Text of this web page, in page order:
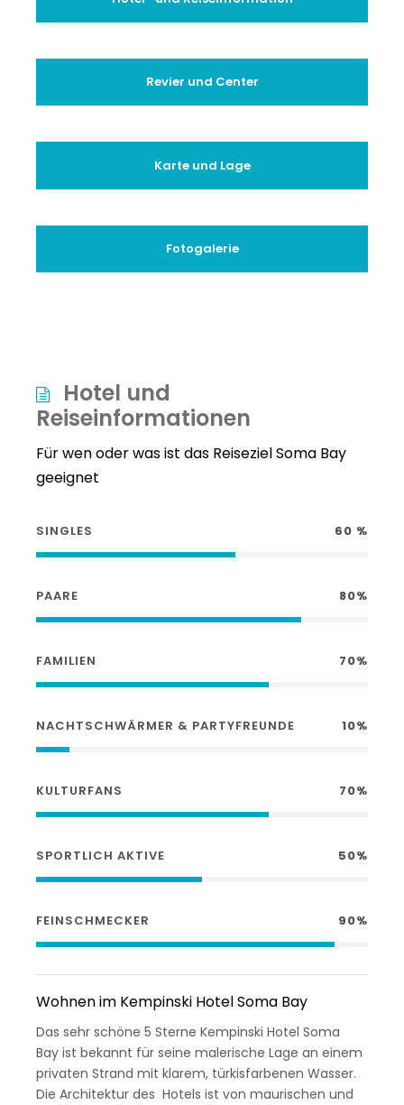
Revier und Center
Karte und Lage
Fotogalerie
Hotel und
Reiseinformationen
Für wen oder was ist das Reiseziel Soma Bay
geeignet
SINGLES 60 %
PAARE 80%
FAMILIEN 70%
NACHTSCHWÄRMER & PARTYFREUNDE 10%
KULTURFANS 70%
SPORTLICH AKTIVE 50%
FEINSCHMECKER 90%
Wohnen im Kempinski Hotel Soma Bay
Das sehr schöne 5 Sterne Kempinski Hotel Soma
Bay ist bekannt für seine malerische Lage an einem
privaten Strand mit klarem, türkisfarbenen Wasser.
Die Architektur des Hotels ist von maurischen und